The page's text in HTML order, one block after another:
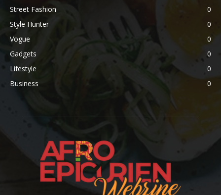
Street Fashion
0
Style Hunter
0
Vogue
0
Gadgets
0
Lifestyle
0
Business
0